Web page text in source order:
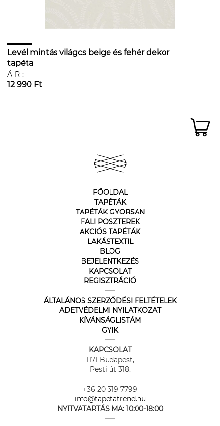
Levél mintás világos beige és fehér dekor
tapéta
ÁR:
12 990 Ft
FŐOLDAL
TAPÉTÁK
TAPÉTÁK GYORSAN
FALI POSZTEREK
AKCIÓS TAPÉTÁK
LAKÁSTEXTIL
BLOG
BEJELENTKEZÉS
KAPCSOLAT
REGISZTRÁCIÓ
ÁLTALÁNOS SZERZŐDÉSI FELTÉTELEK
ADETVÉDELMI NYILATKOZAT
KÍVÁNSÁGLISTÁM
GYIK
KAPCSOLAT
1171 Budapest,
Pesti út 318.
+36 20 319 7799
info@tapetatrend.hu
NYITVATARTÁS MA: 10:00-18:00